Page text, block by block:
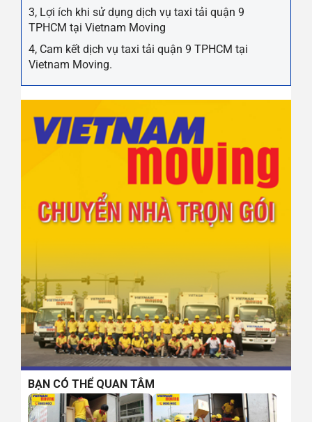
3, Lợi ích khi sử dụng dịch vụ taxi tải quận 9
TPHCM tại Vietnam Moving
4, Cam kết dịch vụ taxi tải quận 9 TPHCM tại
Vietnam Moving.
BẠN CÓ THỂ QUAN TÂM